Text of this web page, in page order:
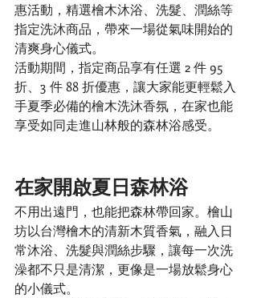
惠活動，精選檜木沐浴、洗髮、潤絲等
指定洗沐商品，帶來一場從氣味開始的
清爽身心儀式。
活動期間，指定商品享有任選 2 件 95
折、3 件 88 折優惠，讓大家能更輕鬆入
手夏季必備的檜木洗沐香氛，在家也能
享受如同走進山林般的森林浴感受。
在家開啟夏日森林浴
不用出遠門，也能把森林帶回家。檜山
坊以台灣檜木的清新木質香氣，融入日
常沐浴、洗髮與潤絲步驟，讓每一次洗
澡都不只是清潔，更像是一場放鬆身心
的小儀式。